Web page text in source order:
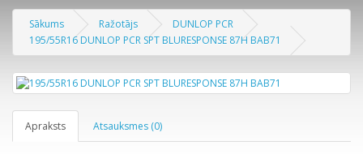
Sākums Ražotājs
DUNLOP PCR
195/55R16 DUNLOP PCR SPT BLURESPONSE 87H BAB71
Apraksts Atsauksmes (0)